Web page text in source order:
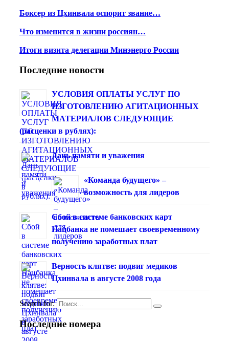
Боксер из Цхинвала оспорит звание…
Что изменится в жизни россиян…
Итоги визита делегации Минэнерго России
Последние новости
УСЛОВИЯ ОПЛАТЫ УСЛУГ ПО
ИЗГОТОВЛЕНИЮ АГИТАЦИОННЫХ
МАТЕРИАЛОВ СЛЕДУЮЩИЕ
(расценки в рублях):
Дань памяти и уважения
«Команда будущего» –
возможность для лидеров
Сбой в системе банковских карт
Нацбанка не помешает своевременному
получению заработных плат
Верность клятве: подвиг медиков
Цхинвала в августе 2008 года
Search for:
Последние номера